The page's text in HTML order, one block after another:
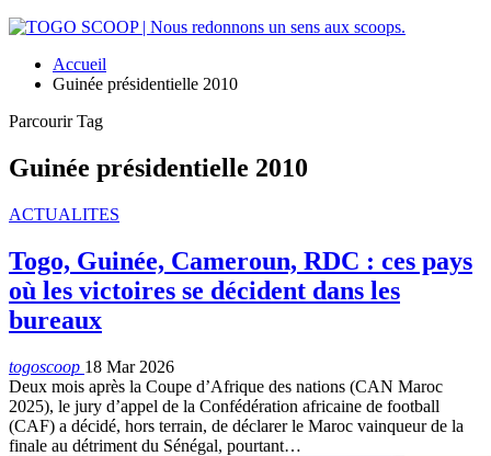
Accueil
Guinée présidentielle 2010
Parcourir Tag
Guinée présidentielle 2010
ACTUALITES
Togo, Guinée, Cameroun, RDC : ces pays
où les victoires se décident dans les
bureaux
togoscoop 18 Mar 2026
Deux mois après la Coupe d’Afrique des nations (CAN Maroc
2025), le jury d’appel de la Confédération africaine de football
(CAF) a décidé, hors terrain, de déclarer le Maroc vainqueur de la
finale au détriment du Sénégal, pourtant…